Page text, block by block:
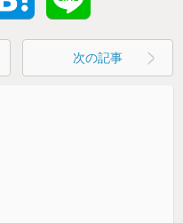
次の記事